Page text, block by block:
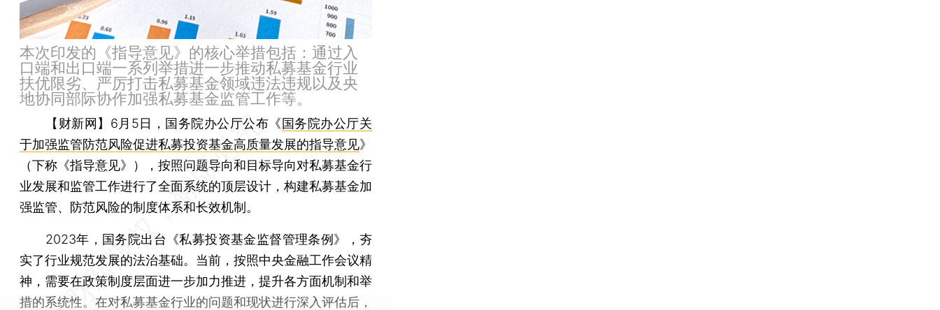
本次印发的《指导意见》的核心举措包括：通过入
口端和出口端一系列举措进一步推动私募基金行业
扶优限劣、严厉打击私募基金领域违法违规以及央
地协同部际协作加强私募基金监管工作等。
【财新网】 6月5日，国务院办公厅公布《国务院办公厅关
于加强监管防范风险促进私募投资基金高质量发展的指导意见》
（下称《指导意见》），按照问题导向和目标导向对私募基金行
业发展和监管工作进行了全面系统的顶层设计，构建私募基金加
强监管、防范风险的制度体系和长效机制。
2023年，国务院出台《私募投资基金监督管理条例》，夯
实了行业规范发展的法治基础。当前，按照中央金融工作会议精
神，需要在政策制度层面进一步加力推进，提升各方面机制和举
措的系统性。在对私募基金行业的问题和现状进行深入评估后，